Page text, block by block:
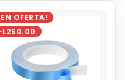
OFERTA!
L250.00